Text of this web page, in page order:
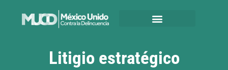
Litigio estratégico